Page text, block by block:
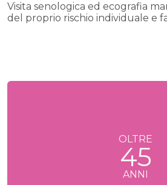
Visita senologica ed ecografia
del proprio rischio individuale e
OLTRE
45
ANNI